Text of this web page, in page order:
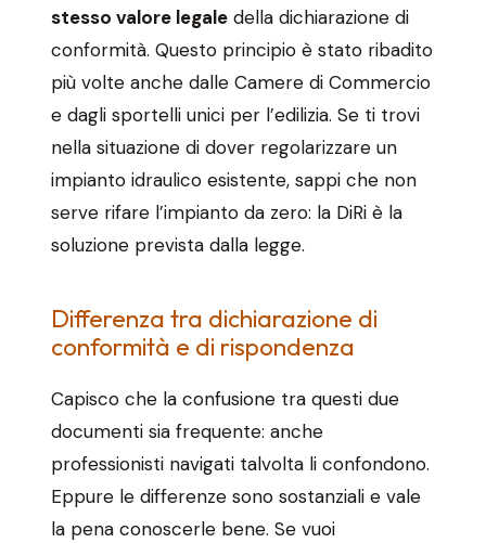
stesso valore legale della dichiarazione di
conformità. Questo principio è stato ribadito
più volte anche dalle Camere di Commercio
e dagli sportelli unici per l’edilizia. Se ti trovi
nella situazione di dover regolarizzare un
impianto idraulico esistente, sappi che non
serve rifare l’impianto da zero: la DiRi è la
soluzione prevista dalla legge.
Differenza tra dichiarazione di
conformità e di rispondenza
Capisco che la confusione tra questi due
documenti sia frequente: anche
professionisti navigati talvolta li confondono.
Eppure le differenze sono sostanziali e vale
la pena conoscerle bene. Se vuoi